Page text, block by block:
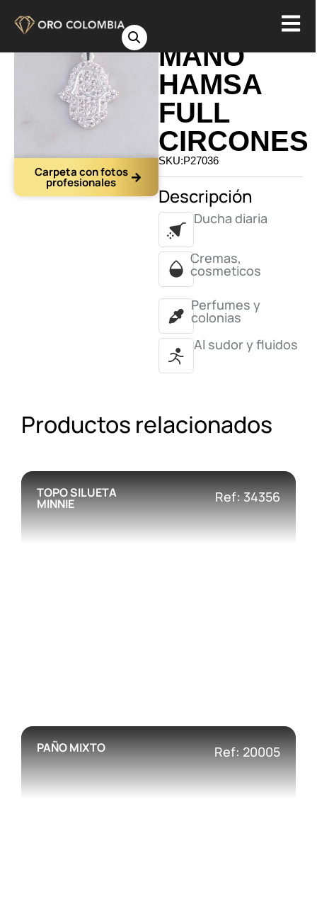
Carpeta con fotos
profesionales
MANO
HAMSA
FULL
CIRCONES
SKU:P27036
Descripción
Ducha diaria
Cremas,
cosmeticos
Perfumes y
colonias
Al sudor y fluidos
Productos relacionados
TOPO SILUETA
MINNIE Ref: 34356
PAÑO MIXTO Ref: 20005